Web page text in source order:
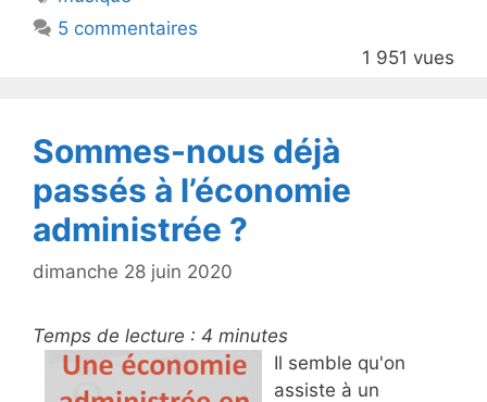
b
o
5 commentaires
1 951 vues
Sommes-nous déjà
passés à l’économie
administrée ?
dimanche 28 juin 2020
Temps de lecture : 4 minutes
Il semble qu'on
assiste à un